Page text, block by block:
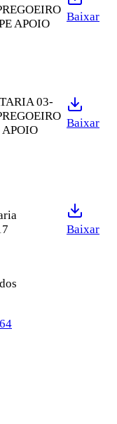
APOIO
Baixar
03-
APOIO
Baixar
Baixar